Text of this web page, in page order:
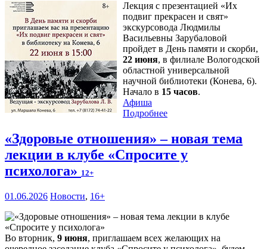
Лекция с презентацией «Их
подвиг прекрасен и свят»
экскурсовода Людмилы
Васильевны Зарубаловой
пройдет в День памяти и скорби,
22 июня, в филиале Вологодской
областной универсальной
научной библиотеки (Конева, 6).
Начало в 15 часов.
Афиша
Подробнее
«Здоровые отношения» – новая тема
лекции в клубе «Спросите у
психолога» 12+
01.06.2026 Новости, 16+
Во вторник, 9 июня, приглашаем всех желающих на